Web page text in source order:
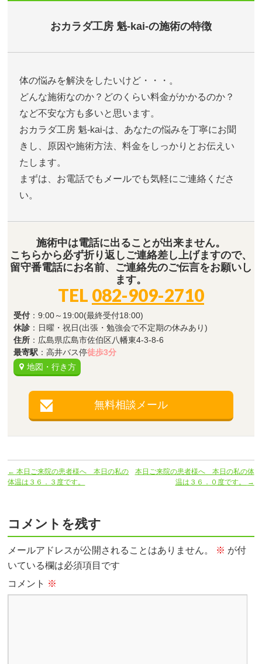
おカラダ工房 魁-kai-の施術の特徴
体の悩みを解決をしたいけど・・・。
どんな施術なのか？どのくらい料金がかかるのか？
など不安な方も多いと思います。
おカラダ工房 魁-kai-は、あなたの悩みを丁寧にお聞
きし、原因や施術方法、料金をしっかりとお伝えい
たします。
まずは、お電話でもメールでも気軽にご連絡くださ
い。
施術中は電話に出ることが出来ません。
こちらから必ず折り返しご連絡差し上げますので、
留守番電話にお名前、ご連絡先のご伝言をお願いし
ます。
TEL 082-909-2710
受付 ：9:00～19:00(最終受付18:00)
休診 ：日曜・祝日(出張・勉強会で不定期の休みあり)
住所 ：広島県広島市佐伯区八幡東4-3-8-6
最寄駅 ：高井バス停徒歩3分
地図・行き方
無料相談メール
← 本日ご来院の患者様へ 本日の私の
体温は３６．３度です。
本日ご来院の患者様へ 本日の私の体
温は３６．０度です。
→
コメントを残す
メールアドレスが公開されることはありません。 ※ が付
いている欄は必須項目です
コメント ※